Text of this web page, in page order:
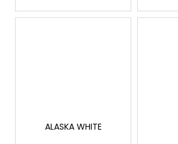
ALASKA WHITE